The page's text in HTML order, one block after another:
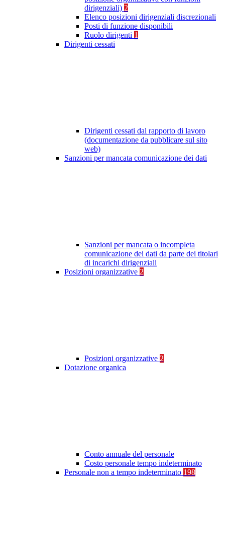
dirigenziali) 2
Elenco posizioni dirigenziali discrezionali
Posti di funzione disponibili
Ruolo dirigenti 1
Dirigenti cessati
Dirigenti cessati dal rapporto di lavoro
(documentazione da pubblicare sul sito
web)
Sanzioni per mancata comunicazione dei dati
Sanzioni per mancata o incompleta
comunicazione dei dati da parte dei titolari
di incarichi dirigenziali
Posizioni organizzative 2
Posizioni organizzative 2
Dotazione organica
Conto annuale del personale
Costo personale tempo indeterminato
Personale non a tempo indeterminato 198